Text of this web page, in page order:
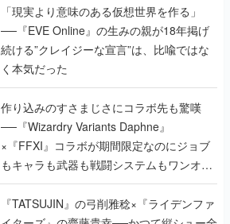
「現実より意味のある仮想世界を作る」
──『EVE Online』の生みの親が18年掲げ
続ける”クレイジーな宣言”は、比喩ではな
く本気だった
作り込みのすさまじさにコラボ先も驚嘆
──『Wizardry Variants Daphne』
×『FFXI』コラボが期間限定なのにジョブ
もキャラも武器も戦闘システムもワンオフ
で作り込まれた理由を両ディレクターに聞
く
『TATSUJIN』の弓削雅稔×『ライデンファ